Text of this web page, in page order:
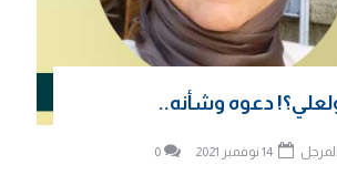
دعوه وشأنه..
14 نوفمبر 2021 0